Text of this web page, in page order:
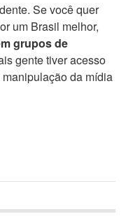
Se você quer
um Brasil melhor,
grupos de
gente tiver acesso
da mídia